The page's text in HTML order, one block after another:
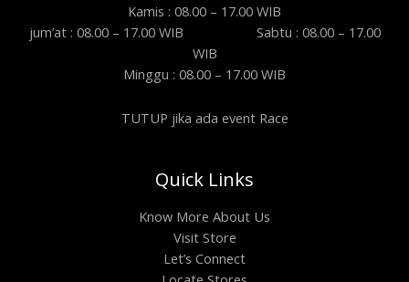
Kamis : 08.00 – 17.00 WIB
jum’at : 08.00 – 17.00 WIB Sabtu : 08.00 – 17.00
WIB
Minggu : 08.00 – 17.00 WIB
TUTUP jika ada event Race
Quick Links
Know More About Us
Visit Store
Let’s Connect